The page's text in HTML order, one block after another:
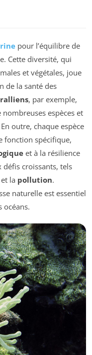
pour l’équilibre de
Cette diversité, qui
et végétales, joue
de la santé des
, par exemple,
espèces et
outre, chaque espèce
fonction spécifique,
et à la résilience
croissants, tels
et la pollution.
naturelle est essentiel
océans.